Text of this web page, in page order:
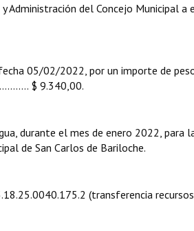
Administración del Concejo Municipal
05/02/2022, por un importe de
$ 9.340,00.
durante el mes de enero 2022, para
de San Carlos de Bariloche.
(transferencia